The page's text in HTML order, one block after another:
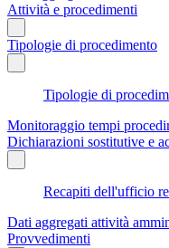
Attività e procedimenti
Tipologie di procedimento
Tipologie di
Monitoraggio tempi
Dichiarazioni sostitutive e
Recapiti dell'ufficio
Dati aggregati attività
Provvedimenti